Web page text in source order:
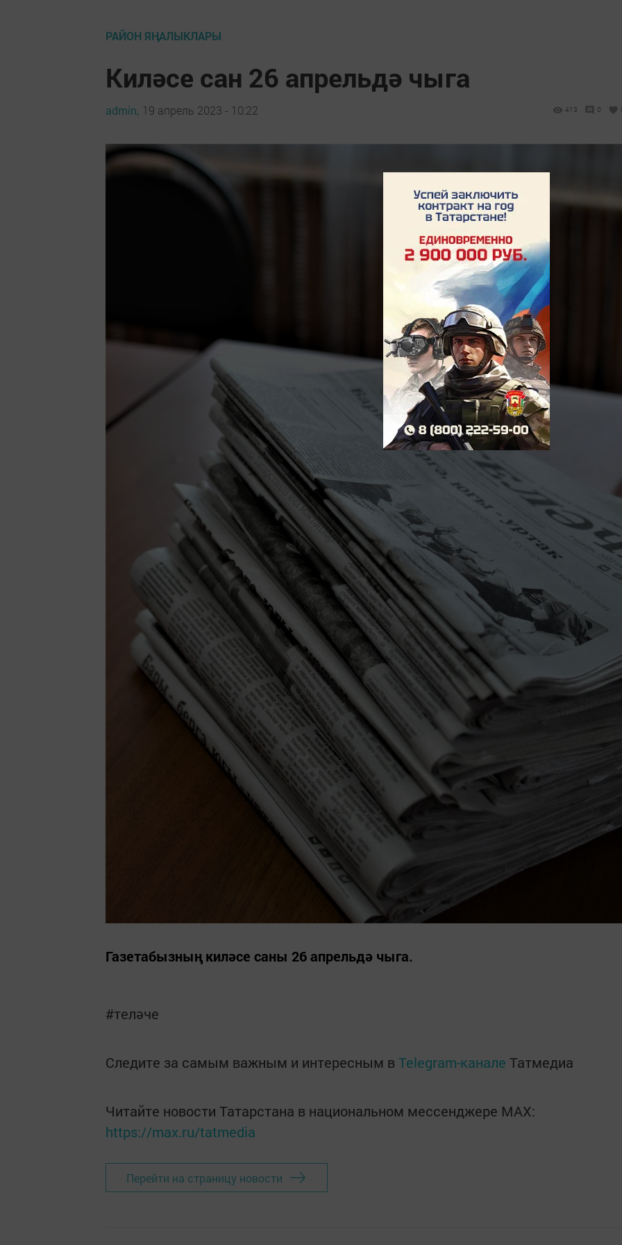
РАЙОН ЯҢАЛЫКЛАРЫ
Киләсе сан 26 апрельдә чыга
admin, 19 апрель 2023 - 10:22 413 0
Газетабызның киләсе саны 26 апрельдә чыга.
#теләче
Следите за самым важным и интересным в Telegram-канале Татмедиа
Читайте новости Татарстана в национальном мессенджере MАХ:
https://max.ru/tatmedia
Перейти на страницу новости